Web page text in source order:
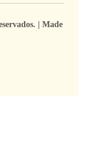
| Made